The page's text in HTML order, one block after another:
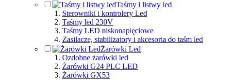
Taśmy i listwy led
Sterowniki i kontrolery Led
Taśmy led 230V
Taśmy LED niskonapięciowe
Zasilacze, stabilizatory i akcesoria do taśm led
Żarówki Led
Ozdobne żarówki led
Żarówki G24 PLC LED
Żarówki GX53